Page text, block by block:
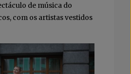
de música do
com os artistas vestidos